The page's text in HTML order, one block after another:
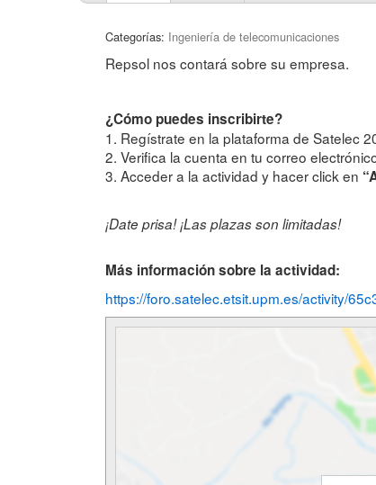
Categorías: Ingeniería de telecomunicaciones
Repsol nos contará sobre su empresa.
¿Cómo puedes inscribirte?
1. Regístrate en la plataforma de Satelec
2. Verifica la cuenta en tu correo
3. Acceder a la actividad y hacer click en
¡Date prisa! ¡Las plazas son limitadas!
Más información sobre la actividad:
https://foro.satelec.etsit.upm.es/activity/